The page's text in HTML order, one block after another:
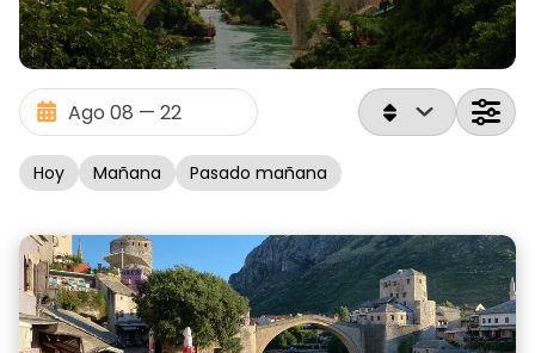
Hoy Mañana Pasado mañana